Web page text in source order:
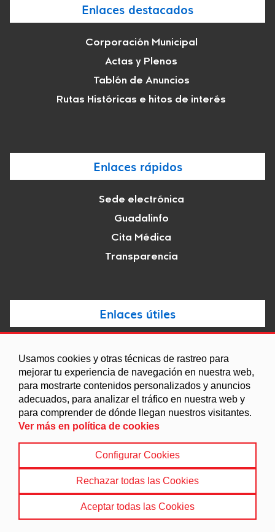
Usamos cookies y otras técnicas de rastreo para
mejorar tu experiencia de navegación en nuestra web,
para mostrarte contenidos personalizados y anuncios
adecuados, para analizar el tráfico en nuestra web y
para comprender de dónde llegan nuestros visitantes.
Ver más en política de cookies
Configurar Cookies
Rechazar todas las Cookies
Aceptar todas las Cookies
Enlaces destacados
Corporación Municipal
Actas y Plenos
Tablón de Anuncios
Rutas Históricas e hitos de interés
Enlaces rápidos
Sede electrónica
Guadalinfo
Cita Médica
Transparencia
Enlaces útiles
Agenda
Ordenanzas
Entidades y asociaciones
© 2022 Ayuntamiento de Villanueva de las Torres
Política de Cookies